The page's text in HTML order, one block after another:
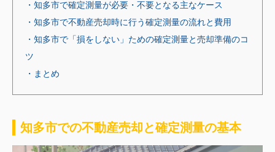
・知多市で確定測量が必要・不要となる主なケース
・知多市で不動産売却時に行う確定測量の流れと費用
・知多市で「損をしない」ための確定測量と売却準備のコ
ツ
・まとめ
知多市での不動産売却と確定測量の基本